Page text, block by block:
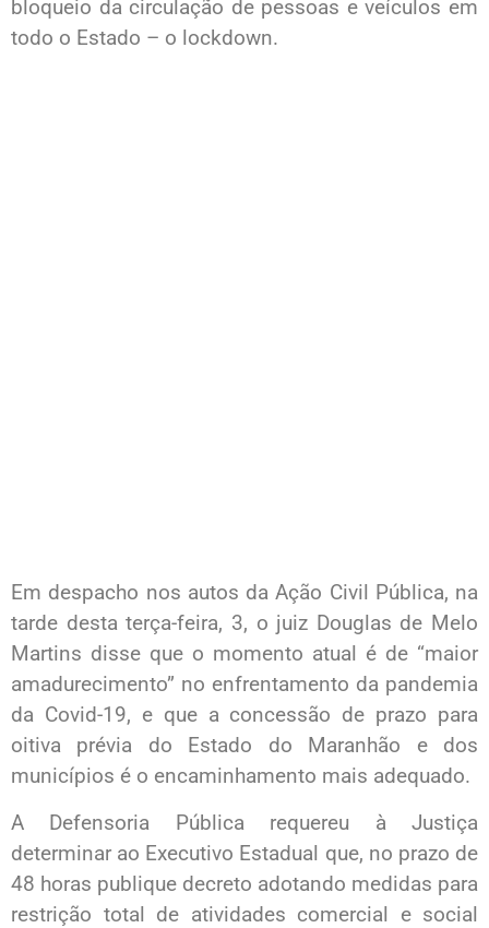
bloqueio da circulação de pessoas e veículos em
todo o Estado – o lockdown.
Em despacho nos autos da Ação Civil Pública, na
tarde desta terça-feira, 3, o juiz Douglas de Melo
Martins disse que o momento atual é de “maior
amadurecimento” no enfrentamento da pandemia
da Covid-19, e que a concessão de prazo para
oitiva prévia do Estado do Maranhão e dos
municípios é o encaminhamento mais adequado.
A Defensoria Pública requereu à Justiça
determinar ao Executivo Estadual que, no prazo de
48 horas publique decreto adotando medidas para
restrição total de atividades comercial e social